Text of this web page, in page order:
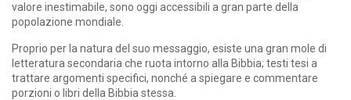
valore inestimabile, sono oggi accessibili a gran parte della
popolazione mondiale.
Proprio per la natura del suo messaggio, esiste una gran mole di
letteratura secondaria che ruota intorno alla Bibbia; testi tesi a
trattare argomenti specifici, nonché a spiegare e commentare
porzioni o libri della Bibbia stessa.